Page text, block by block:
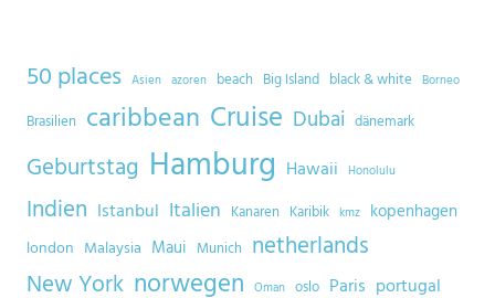
50 places Asien azoren beach Big Island black & white Borneo
Brasilien caribbean Cruise Dubai dänemark
Geburtstag Hamburg Hawaii Honolulu
Indien Istanbul Italien Kanaren Karibik kmz kopenhagen
london Malaysia Maui Munich netherlands
New York norwegen Oman oslo Paris portugal